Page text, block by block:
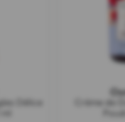
Délice
Crème de